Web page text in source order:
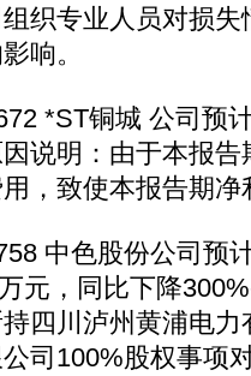
织专业人员对损
响。
*ST铜城 公司预计
说明：由于本报
，致使本报告期
中色股份公司预计
元，同比下降
四川泸州黄浦电
司100%股权事项